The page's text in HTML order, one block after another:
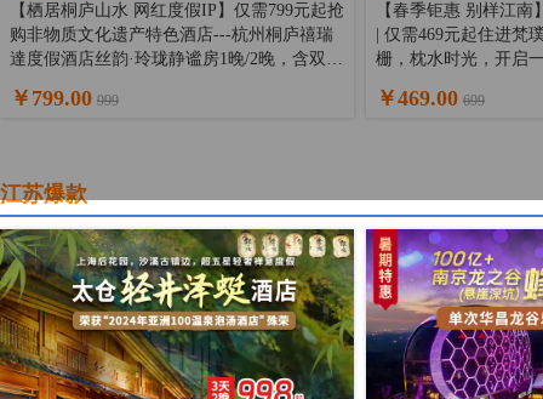
【栖居桐庐山水 网红度假IP】仅需799元起抢
购非物质文化遗产特色酒店---杭州桐庐禧瑞
達度假酒店丝韵·玲珑静谧房1晚/2晚，含双早
￥799.00 999
【春季钜惠 别样江
| 仅需469元起住进梵
栅，枕水时光，开启
￥469.00 699
江苏爆款